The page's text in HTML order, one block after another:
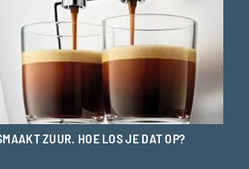
ZUUR. HOE LOS JE DAT OP?